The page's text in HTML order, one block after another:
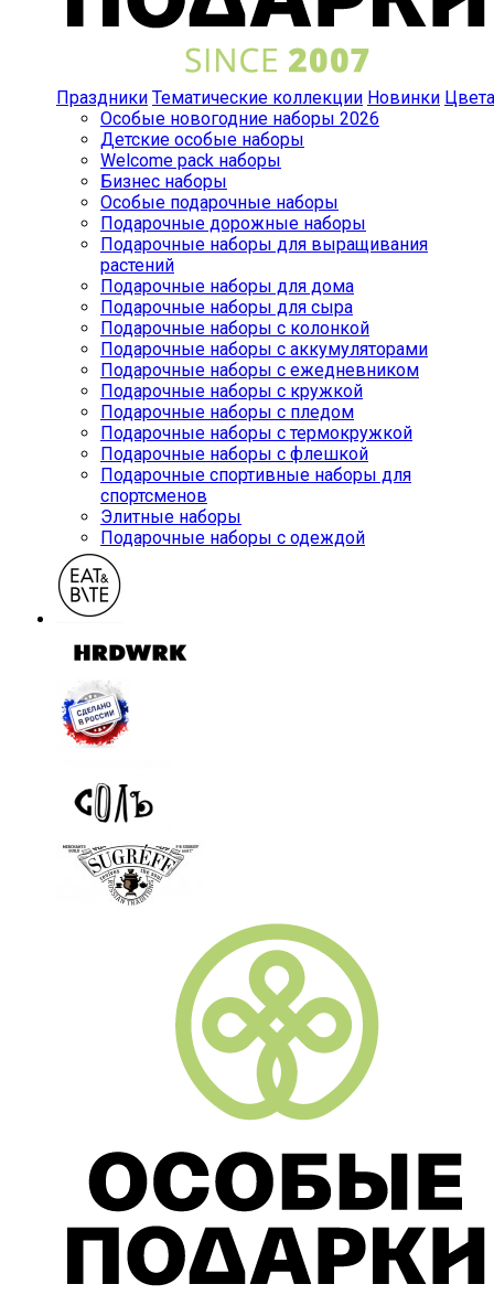
Праздники Тематические коллекции Новинки Цвета
Особые новогодние наборы 2026
Детские особые наборы
Welcome pack наборы
Бизнес наборы
Особые подарочные наборы
Подарочные дорожные наборы
Подарочные наборы для выращивания
растений
Подарочные наборы для дома
Подарочные наборы для сыра
Подарочные наборы с колонкой
Подарочные наборы с аккумуляторами
Подарочные наборы с ежедневником
Подарочные наборы с кружкой
Подарочные наборы с пледом
Подарочные наборы с термокружкой
Подарочные наборы с флешкой
Подарочные спортивные наборы для
спортсменов
Элитные наборы
Подарочные наборы с одеждой